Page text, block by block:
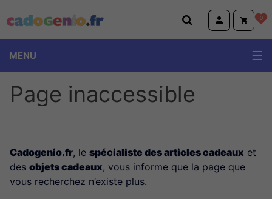
Cadogenio.fr 0
MENU
Page inaccessible
Cadogenio.fr, le spécialiste des articles cadeaux et
des objets cadeaux, vous informe que la page que
vous recherchez n’existe plus.